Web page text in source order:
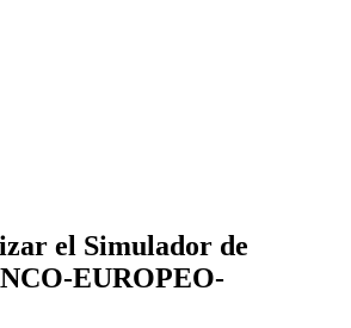
el Simulador de
EUROPEO-